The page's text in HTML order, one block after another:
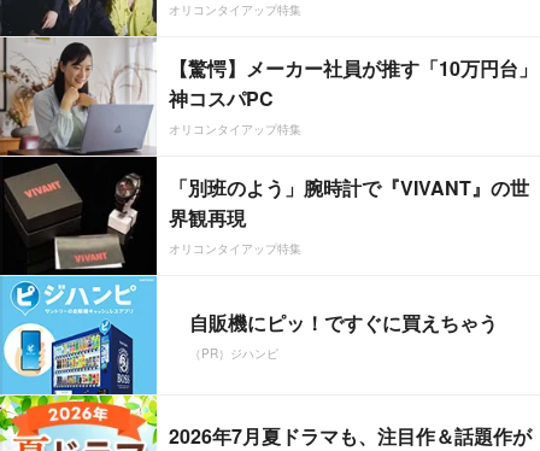
オリコンタイアップ特集
【驚愕】メーカー社員が推す「10万円台」
神コスパPC
オリコンタイアップ特集
「別班のよう」腕時計で『VIVANT』の世
界観再現
オリコンタイアップ特集
自販機にピッ！ですぐに買えちゃう
（PR）ジハンピ
2026年7月夏ドラマも、注目作＆話題作が